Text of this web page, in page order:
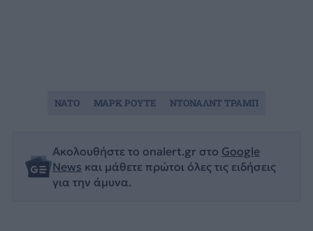
Ακολουθήστε το onalert.gr στο Google
News και μάθετε πρώτοι όλες τις ειδήσεις
για την άμυνα.
NATO ΜΑΡΚ ΡΟΥΤΕ ΝΤΟΝΑΛΝΤ ΤΡΑΜΠ